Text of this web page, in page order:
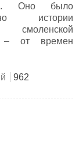
Оно было
истории
смоленской
– от времен
история
962